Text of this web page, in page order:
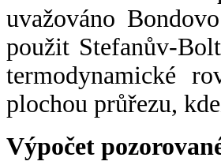
uvažováno
použit Stefanův-
termodynamické
plochou průřezu,
Výpočet